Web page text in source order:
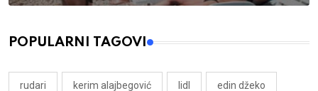
POPULARNI TAGOVI
rudari kerim alajbegović lidl edin džeko